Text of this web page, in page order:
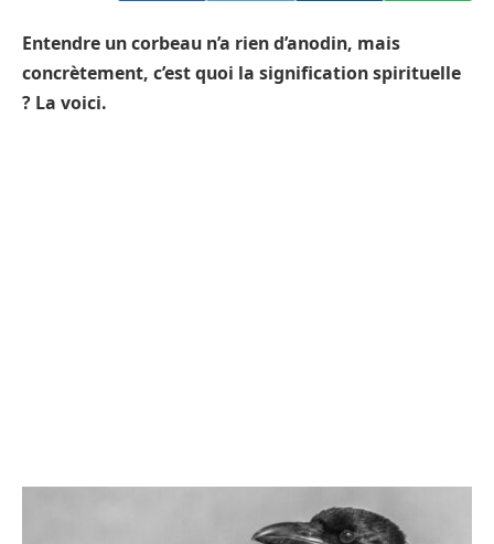
Entendre un corbeau n’a rien d’anodin, mais
concrètement, c’est quoi la signification spirituelle
? La voici.